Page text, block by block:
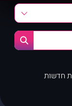
חדשות